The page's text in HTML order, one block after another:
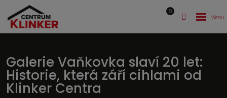
0
Galerie Vaňkovka slaví 20 let:
Historie, která září cihlami od
Klinker Centra